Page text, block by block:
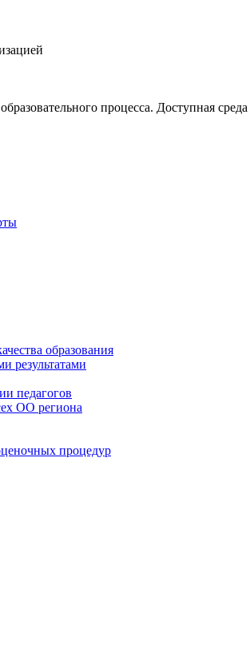
процесса. Доступная среда
образования
результатами
педагогов
ОО региона
процедур